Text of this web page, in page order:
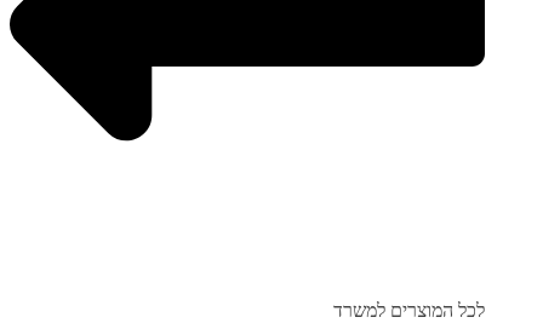
לכל המוצרים למשרד